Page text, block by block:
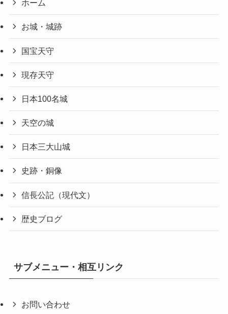
ホーム
お城・城跡
国宝天守
現存天守
日本100名城
天空の城
日本三大山城
史跡・銅像
信長公記（現代文）
歴史ブログ
サブメニュー・相互リンク
お問い合わせ